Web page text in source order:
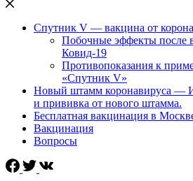
Спутник V — вакцина от
Побочные эффекты после
Ковид-19
Противопоказания к
«Спутник V»
Новый штамм коронавируса —
и прививка от нового штамма.
Бесплатная вакцинация в
Вакцинация
Вопросы